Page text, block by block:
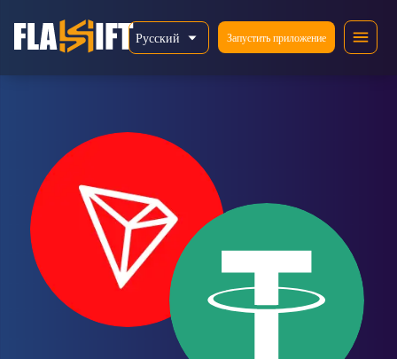
Русский Запустить приложение